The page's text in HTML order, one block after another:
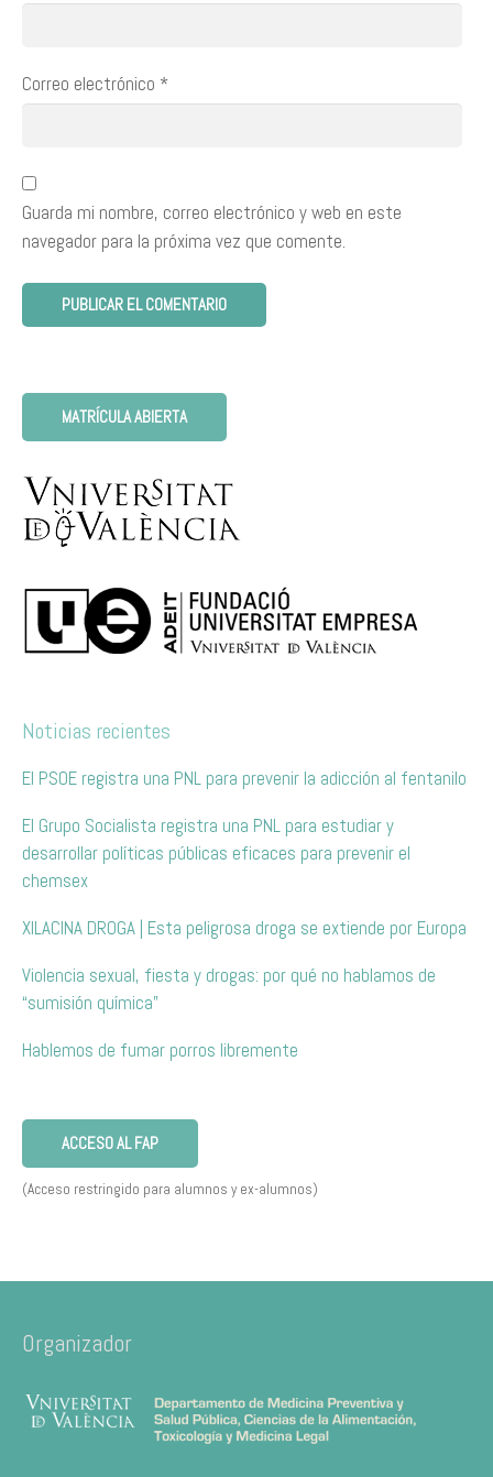
Correo electrónico *
Guarda mi nombre, correo electrónico y web en este
navegador para la próxima vez que comente.
MATRÍCULA ABIERTA
Noticias recientes
El PSOE registra una PNL para prevenir la adicción al fentanilo
El Grupo Socialista registra una PNL para estudiar y
desarrollar políticas públicas eficaces para prevenir el
chemsex
XILACINA DROGA | Esta peligrosa droga se extiende por Europa
Violencia sexual, fiesta y drogas: por qué no hablamos de
“sumisión química”
Hablemos de fumar porros libremente
ACCESO AL FAP
(Acceso restringido para alumnos y ex-alumnos)
Organizador